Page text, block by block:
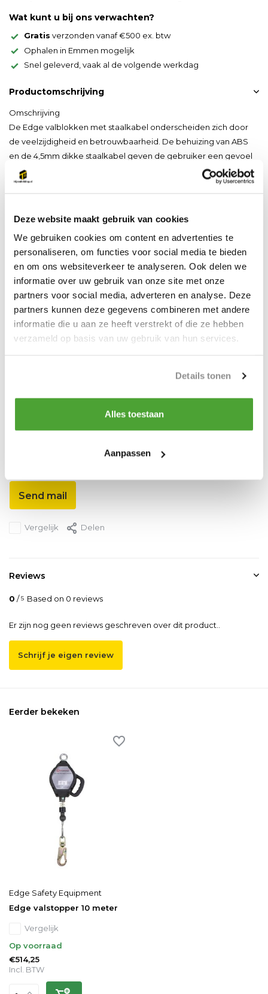
Deze website maakt gebruik van cookies
We gebruiken cookies om content en advertenties te
personaliseren, om functies voor social media te bieden
en om ons websiteverkeer te analyseren. Ook delen we
informatie over uw gebruik van onze site met onze
partners voor social media, adverteren en analyse. Deze
partners kunnen deze gegevens combineren met andere
informatie die u aan ze heeft verstrekt of die ze hebben
verzameld op basis van uw gebruik van hun services.
Details tonen
Alles toestaan
Aanpassen
Wat kunt u bij ons verwachten?
Gratis verzonden vanaf €500 ex. btw
Ophalen in Emmen mogelijk
Snel geleverd, vaak al de volgende werkdag
Productomschrijving
Omschrijving
De Edge valblokken met staalkabel onderscheiden zich door
de veelzijdigheid en betrouwbaarheid. De behuizing van ABS
en de 4,5mm dikke staalkabel geven de gebruiker een gevoel
van kwaliteit en veiligheid. Het systeem heeft een interne
valdemper wat de valfactor verlaagd.
15, 20, 25 & 30 meter!
Normering
Artikelnummer: EGBLK1010G
Do you have a question about this product?
Send mail
Vergelijk Delen
Reviews
0 /5 Based on 0 reviews
Er zijn nog geen reviews geschreven over dit product..
Schrijf je eigen review
Eerder bekeken
Edge Safety Equipment
Edge valstopper 10 meter
Vergelijk
Op voorraad
€514,25
Incl. BTW